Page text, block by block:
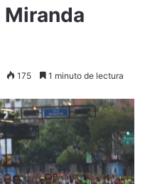
175 1 minuto de lectura